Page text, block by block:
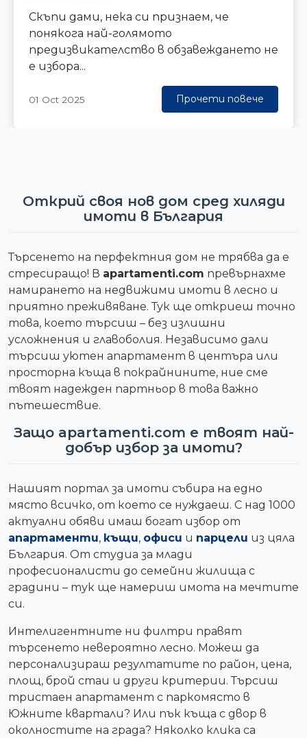
Скъпи дами, нека си признаем, че
понякога най-голямото
предизвикателство в обзавеждането не
е избора...
01 Oct 2025 Прочети повече
Открий своя нов дом сред хиляди
имоти в България
Търсенето на перфектния дом не трябва да е
стресиращо! В apartamenti.com превърнахме
намирането на недвижими имоти в лесно и
приятно преживяване. Тук ще откриеш точно
това, което търсиш – без излишни
усложнения и главоболия. Независимо дали
търсиш уютен апартамент в центъра или
просторна къща в покрайнините, ние сме
твоят надежден партньор в това важно
пътешествие.
Защо apartamenti.com е твоят най-
добър избор за имоти?
Нашият портал за имоти събира на едно
място всичко, от което се нуждаеш. С над 1000
актуални обяви имаш богат избор от
апартаменти, къщи, офиси и парцели из цяла
България. От студиа за млади
професионалисти до семейни жилища с
градини – тук ще намериш имота на мечтите
си.
Интелигентните ни филтри правят
търсенето невероятно лесно. Можеш да
персонализираш резултатите по район, цена,
площ, брой стаи и други критерии. Търсиш
тристаен апартамент с паркомясто в
Южните квартали? Или пък къща с двор в
околностите на града? Няколко клика са